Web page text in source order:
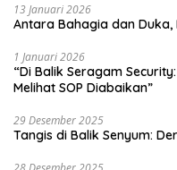
13 Januari 2026
Antara Bahagia dan
1 Januari 2026
“Di Balik Seragam
Melihat SOP Diabaikan”
29 Desember 2025
Tangis di Balik Senyum: